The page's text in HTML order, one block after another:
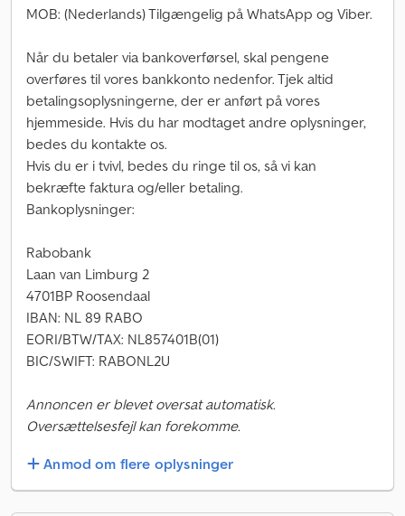
MOB: (Nederlands) Tilgængelig på WhatsApp og Viber.
Når du betaler via bankoverførsel, skal pengene
overføres til vores bankkonto nedenfor. Tjek altid
betalingsoplysningerne, der er anført på vores
hjemmeside. Hvis du har modtaget andre oplysninger,
bedes du kontakte os.
Hvis du er i tvivl, bedes du ringe til os, så vi kan
bekræfte faktura og/eller betaling.
Bankoplysninger:
Rabobank
Laan van Limburg 2
4701BP Roosendaal
IBAN: NL 89 RABO
EORI/BTW/TAX: NL857401B(01)
BIC/SWIFT: RABONL2U
Annoncen er blevet oversat automatisk.
Oversættelsesfejl kan forekomme.
Anmod om flere oplysninger